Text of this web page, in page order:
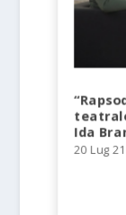
Ida
20 Lug 21